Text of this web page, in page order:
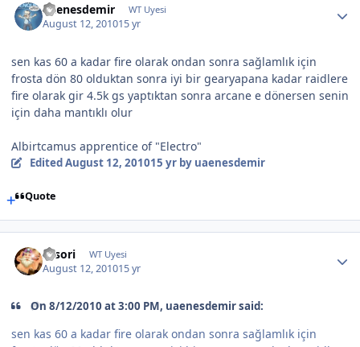
uaenesdemir WT Uyesi
August 12, 201015 yr
sen kas 60 a kadar fire olarak ondan sonra sağlamlık için
frosta dön 80 olduktan sonra iyi bir gearyapana kadar raidlere
fire olarak gir 4.5k gs yaptıktan sonra arcane e dönersen senin
için daha mantıklı olur
Albirtcamus apprentice of "Electro"
EditedAugust 12, 201015 yrby uaenesdemir
Quote
sasori WT Uyesi
August 12, 201015 yr
On 8/12/2010 at 3:00 PM, uaenesdemir said:
sen kas 60 a kadar fire olarak ondan sonra sağlamlık için